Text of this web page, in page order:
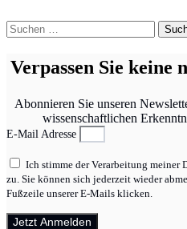
Suchen
nach:
Verpassen Sie keine
Abonnieren Sie unseren
wissenschaftlichen
E-Mail Adresse
Ich stimme der Verarbeitung meiner
zu. Sie können sich jederzeit wieder
Fußzeile unserer E-Mails klicken.
Jetzt Anmelden